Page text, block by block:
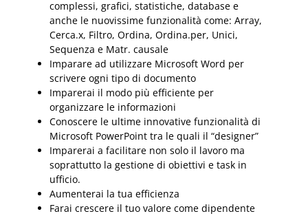
complessi, grafici, statistiche, database e
anche le nuovissime funzionalità come: Array,
Cerca.x, Filtro, Ordina, Ordina.per, Unici,
Sequenza e Matr. causale
Imparare ad utilizzare Microsoft Word per
scrivere ogni tipo di documento
Imparerai il modo più efficiente per
organizzare le informazioni
Conoscere le ultime innovative funzionalità di
Microsoft PowerPoint tra le quali il “designer”
Imparerai a facilitare non solo il lavoro ma
soprattutto la gestione di obiettivi e task in
ufficio.
Aumenterai la tua efficienza
Farai crescere il tuo valore come dipendente